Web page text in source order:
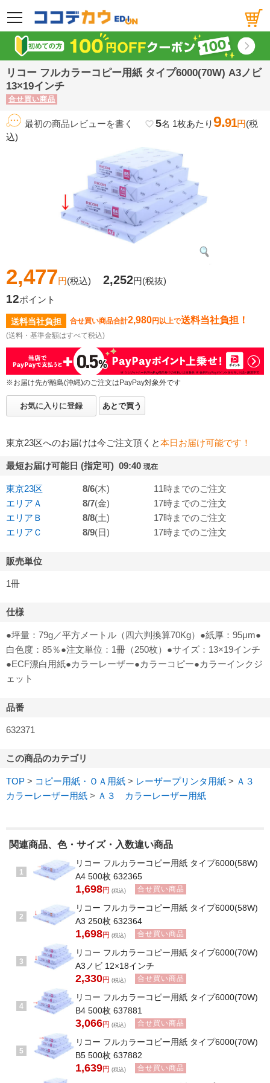
メニュー
リコー フルカラーコピー用紙 タイプ6000(70W) A3ノビ
13×19インチ
合せ買い商品
最初の商品レビューを書く favorite_border5名 1枚あたり9.91円(税
込)
2,477円(税込) 2,252円(税抜)
12ポイント
送料当社負担 合せ買い商品合計2,980円以上で送料当社負担！
(送料・基準金額はすべて税込)
※お届け先が離島(沖縄)のご注文はPayPay対象外です
お気に入りに登録 あとで買う
東京23区へのお届けは今ご注文頂くと本日お届け可能です！
最短お届け可能日 (指定可) 09:40 現在
東京23区 8/6(木)
11時までのご注文
エリアＡ
8/7(金)
17時までのご注文
エリアＢ
8/8(土)
17時までのご注文
エリアＣ
8/9(日) 17時までのご注文
販売単位
1冊
仕様
●坪量：79g／平方メートル（四六判換算70Kg）●紙厚：95μm●
白色度：85％●注文単位：1冊（250枚）●サイズ：13×19インチ
●ECF漂白用紙●カラーレーザー●カラーコピー●カラーインクジ
ェット
品番
632371
この商品のカテゴリ
TOP > コピー用紙・ＯＡ用紙 > レーザープリンタ用紙 > Ａ３
カラーレーザー用紙 > Ａ３ カラーレーザー用紙
関連商品、色・サイズ・入数違い商品
1
リコー フルカラーコピー用紙 タイプ6000(58W)
A4 500枚 632365
1,698円 (税込) 合せ買い商品
2
リコー フルカラーコピー用紙 タイプ6000(58W)
A3 250枚 632364
1,698円 (税込) 合せ買い商品
3
リコー フルカラーコピー用紙 タイプ6000(70W)
A3ノビ 12×18インチ
2,330円 (税込) 合せ買い商品
4
リコー フルカラーコピー用紙 タイプ6000(70W)
B4 500枚 637881
3,066円 (税込) 合せ買い商品
5
リコー フルカラーコピー用紙 タイプ6000(70W)
B5 500枚 637882
1,639円 (税込) 合せ買い商品